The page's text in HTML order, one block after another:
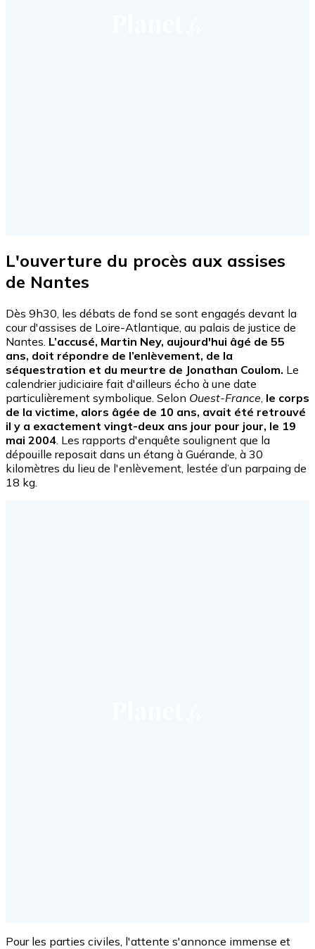
L'ouverture du procès aux assises
de Nantes
Dès 9h30, les débats de fond se sont engagés devant la
cour d'assises de Loire-Atlantique, au palais de justice de
Nantes. L’accusé, Martin Ney, aujourd'hui âgé de 55
ans, doit répondre de l’enlèvement, de la
séquestration et du meurtre de Jonathan Coulom. Le
calendrier judiciaire fait d'ailleurs écho à une date
particulièrement symbolique. Selon Ouest-France le corps
de la victime, alors âgée de 10 ans, avait été retrouvé
il y a exactement vingt-deux ans jour pour jour, le 19
mai 2004 . Les rapports d'enquête soulignent que la
dépouille reposait dans un étang à Guérande, à 30
kilomètres du lieu de l'enlèvement, lestée d’un parpaing de
18 kg.
Pour les parties civiles, l'attente s'annonce immense et